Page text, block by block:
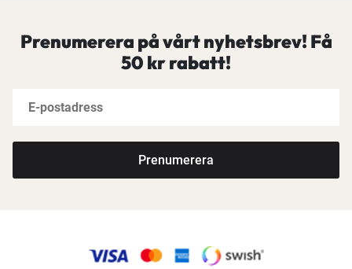
Prenumerera på vårt nyhetsbrev! Få
50 kr rabatt!
Prenumerera